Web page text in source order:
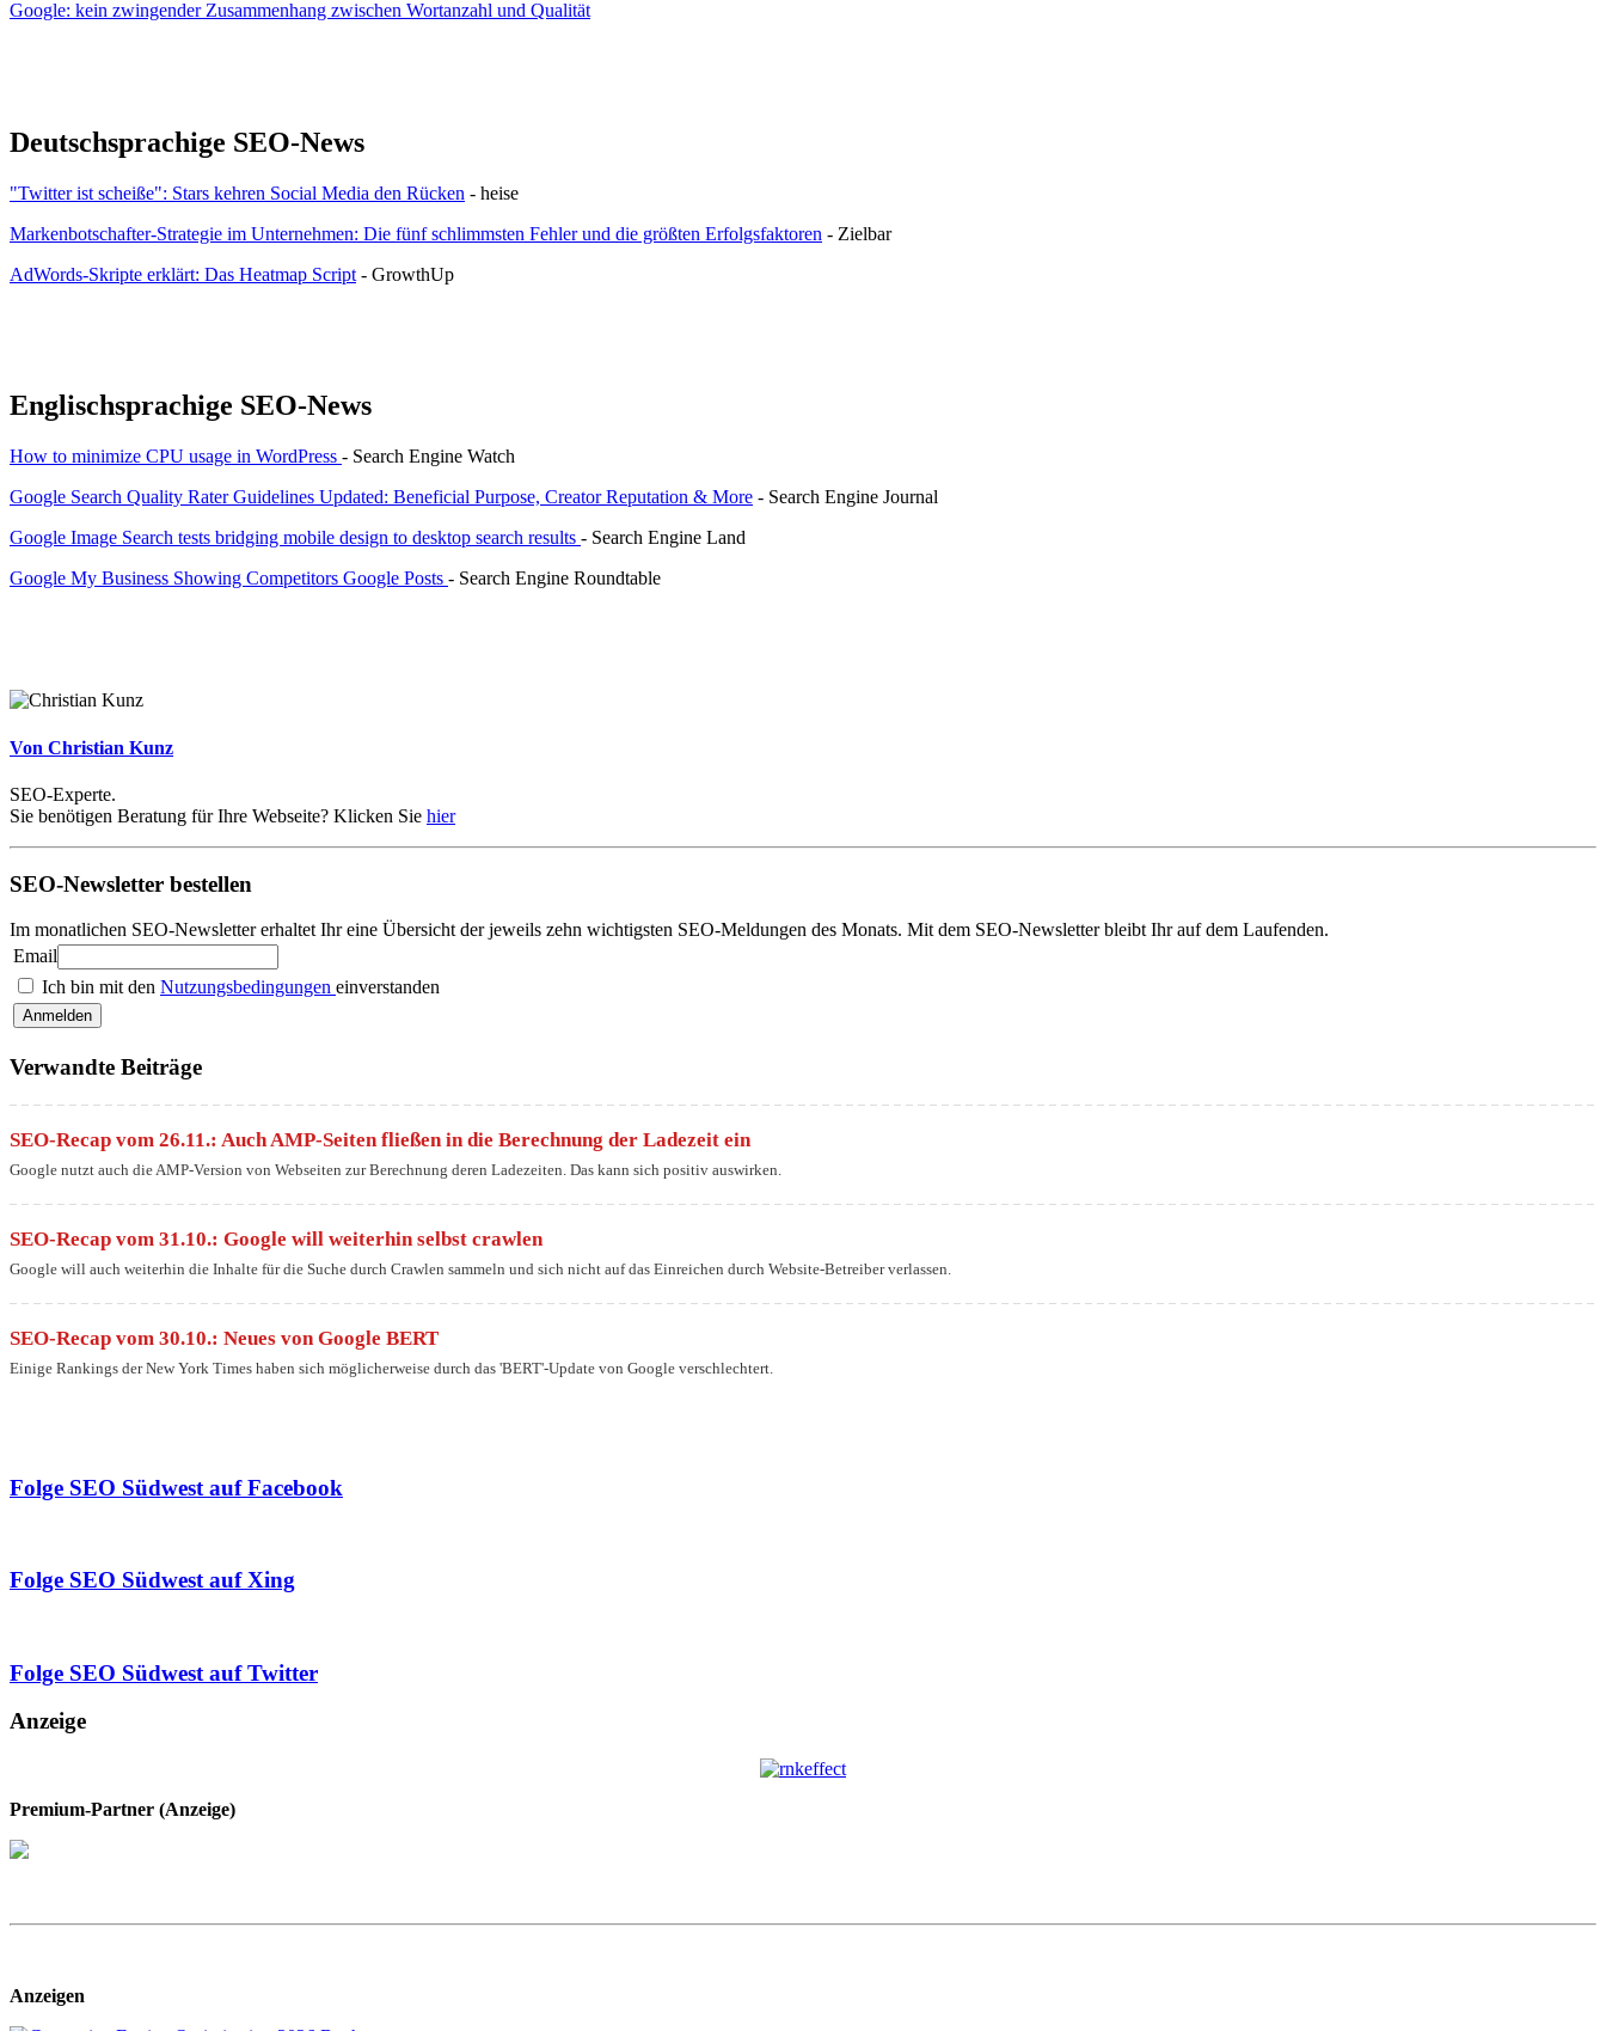
Google: kein zwingender Zusammenhang zwischen Wortanzahl und Qualität
Deutschsprachige SEO-News
"Twitter ist scheiße": Stars kehren Social Media den Rücken - heise
Markenbotschafter-Strategie im Unternehmen: Die fünf schlimmsten Fehler und die größten Erfolgsfaktoren - Zielbar
AdWords-Skripte erklärt: Das Heatmap Script - GrowthUp
Englischsprachige SEO-News
How to minimize CPU usage in WordPress - Search Engine Watch
Google Search Quality Rater Guidelines Updated: Beneficial Purpose, Creator Reputation & More - Search Engine Journal
Google Image Search tests bridging mobile design to desktop search results - Search Engine Land
Google My Business Showing Competitors Google Posts - Search Engine Roundtable
Von Christian Kunz
SEO-Experte.
Sie benötigen Beratung für Ihre Webseite? Klicken Sie hier
SEO-Newsletter bestellen
Im monatlichen SEO-Newsletter erhaltet Ihr eine Übersicht der jeweils zehn wichtigsten SEO-Meldungen des Monats. Mit dem SEO-Newsletter bleibt Ihr auf dem Laufenden.
Email
Ich bin mit den Nutzungsbedingungen einverstanden
Verwandte Beiträge
SEO-Recap vom 26.11.: Auch AMP-Seiten fließen in die Berechnung der Ladezeit ein
Google nutzt auch die AMP-Version von Webseiten zur Berechnung deren Ladezeiten. Das kann sich positiv auswirken.
SEO-Recap vom 31.10.: Google will weiterhin selbst crawlen
Google will auch weiterhin die Inhalte für die Suche durch Crawlen sammeln und sich nicht auf das Einreichen durch Website-Betreiber verlassen.
SEO-Recap vom 30.10.: Neues von Google BERT
Einige Rankings der New York Times haben sich möglicherweise durch das 'BERT'-Update von Google verschlechtert.
Folge SEO Südwest auf Facebook
Folge SEO Südwest auf Xing
Folge SEO Südwest auf Twitter
Anzeige
Premium-Partner (Anzeige)
Anzeigen